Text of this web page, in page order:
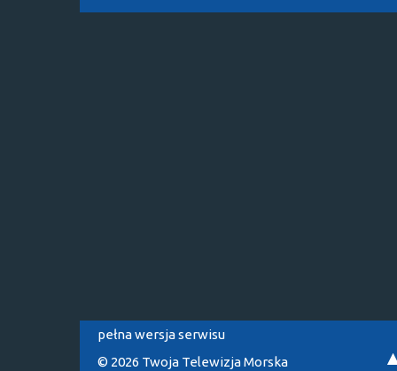
pełna wersja serwisu
© 2026 Twoja Telewizja Morska